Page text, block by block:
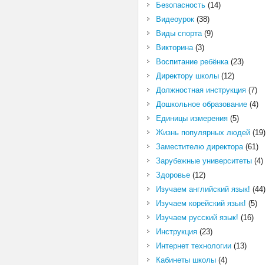
Безопасность(14)
Видеоурок(38)
Виды спорта(9)
Викторина(3)
Воспитание ребёнка(23)
Директору школы(12)
Должностная инструкция(7)
Дошкольное образование(4)
Единицы измерения(5)
Жизнь популярных людей(19)
Заместителю директора(61)
Зарубежные университеты(4)
Здоровье(12)
Изучаем английский язык! (44)
Изучаем корейский язык! (5)
Изучаем русский язык! (16)
Инструкция(23)
Интернет технологии(13)
Кабинеты школы(4)